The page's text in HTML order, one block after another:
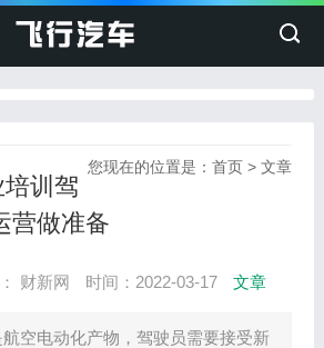
您现在的位置是：首页 >文章
训驾
营做准备
财新网 时间：2022-03-17 文章
空电动化产物，驾驶员需要接受新